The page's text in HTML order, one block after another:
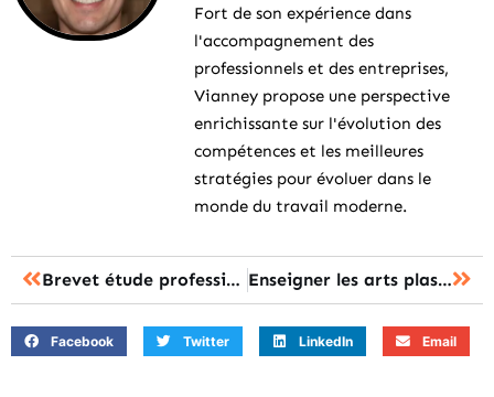
Fort de son expérience dans
l'accompagnement des
professionnels et des entreprises,
Vianney propose une perspective
enrichissante sur l'évolution des
compétences et les meilleures
stratégies pour évoluer dans le
monde du travail moderne.
Brevet étude professionnel : la formation est-elle équivalente à un baccalauréat ? Enseigner les arts plastiques : le parcours pour réussir les concours nationaux
Facebook Twitter LinkedIn Email